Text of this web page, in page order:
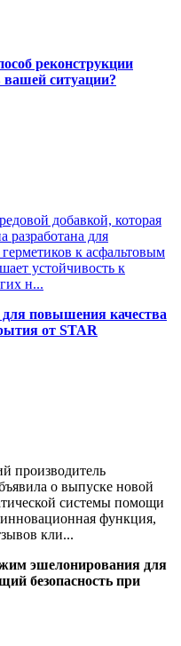
реконструкции
ситуации?
добавкой, которая
разработана для
к асфальтовым
устойчивость к
н...
повышения качества
от STAR
производитель
о выпуске новой
системы помощи
функция,
кли...
эшелонирования для
безопасность при